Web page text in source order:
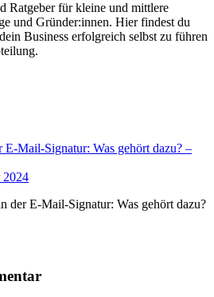
Ratgeber für kleine und mittlere
und Gründer:innen. Hier findest du
Business erfolgreich selbst zu führen
E-Mail-Signatur: Was gehört dazu? –
2024
der E-Mail-Signatur: Was gehört dazu?